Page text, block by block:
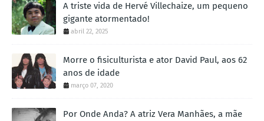
A triste vida de Hervé Villechaize, um pequeno
gigante atormentado!
abril 22, 2025
Morre o fisiculturista e ator David Paul, aos 62
anos de idade
março 07, 2020
Por Onde Anda? A atriz Vera Manhães, a mãe